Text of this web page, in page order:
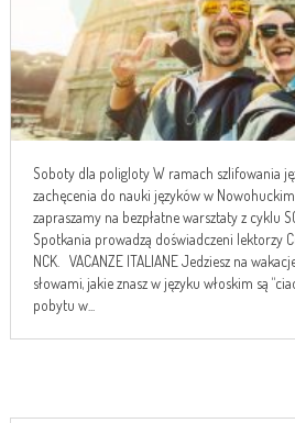
Soboty dla poligloty W ramach szlifowania
zachęcenia do nauki języków w
zapraszamy na bezpłatne warsztaty z cyklu
Spotkania prowadzą doświadczeni lektorzy
NCK. VACANZE ITALIANE Jedziesz na
słowami, jakie znasz w języku włoskim są
pobytu w...